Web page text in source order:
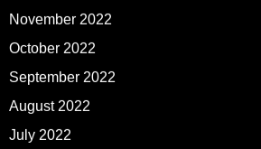
November 2022
October 2022
September 2022
August 2022
July 2022